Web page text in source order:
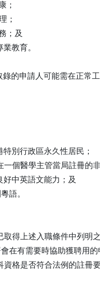
；
；
；及
業教育。
錄的申請人可能需在正常
特別行政區永久性居民；
一個醫學主管當局註冊的
好中英語文能力；及
語。
取得上述入職條件中列明
在有需要時協助獲聘用
資格是否符合法例的註冊